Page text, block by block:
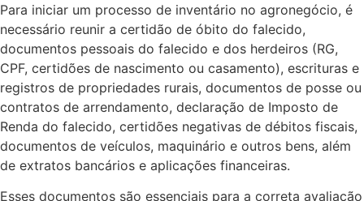
Para iniciar um processo de inventário no agronegócio, é
necessário reunir a certidão de óbito do falecido,
documentos pessoais do falecido e dos herdeiros (RG,
CPF, certidões de nascimento ou casamento), escrituras e
registros de propriedades rurais, documentos de posse ou
contratos de arrendamento, declaração de Imposto de
Renda do falecido, certidões negativas de débitos fiscais,
documentos de veículos, maquinário e outros bens, além
de extratos bancários e aplicações financeiras.
Esses documentos são essenciais para a correta avaliação